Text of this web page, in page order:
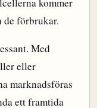
de förbrukar.
Med
eller
marknadsföras
ett framtida